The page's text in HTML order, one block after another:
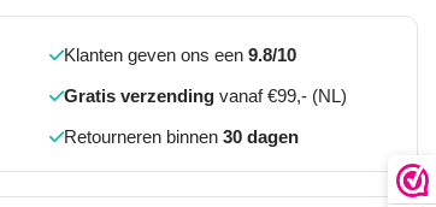
Klanten geven ons een 9.8/10
Gratis verzendingvanaf €99,- (NL)
Retourneren binnen 30 dagen